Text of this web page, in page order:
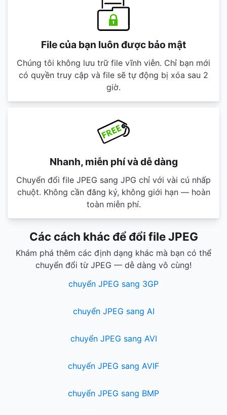
File của bạn luôn được bảo mật
Chúng tôi không lưu trữ file vĩnh viễn. Chỉ bạn mới
có quyền truy cập và file sẽ tự động bị xóa sau 2
giờ.
Nhanh, miễn phí và dễ dàng
Chuyển đổi file JPEG sang JPG chỉ với vài cú nhấp
chuột. Không cần đăng ký, không giới hạn — hoàn
toàn miễn phí.
Các cách khác để đổi file JPEG
Khám phá thêm các định dạng khác mà bạn có thể
chuyển đổi từ JPEG — dễ dàng vô cùng!
chuyển JPEG sang 3GP
chuyển JPEG sang AI
chuyển JPEG sang AVI
chuyển JPEG sang AVIF
chuyển JPEG sang BMP